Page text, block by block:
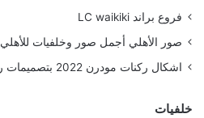
فروع براند LC waikiki
صور الأهلي أجمل صور وخلفيات للأهلي
اشكال ركنات مودرن 2022 بتصميمات رائعة
خلفيات